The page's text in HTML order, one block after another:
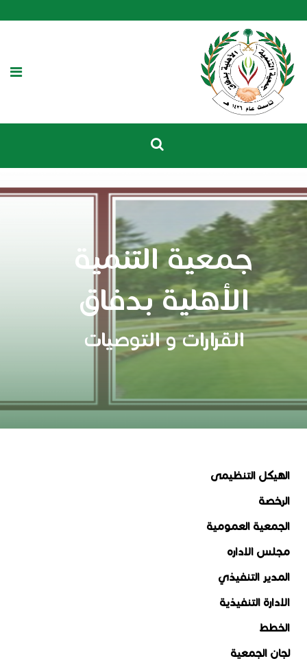
جمعية التنمية
الأهلية بدفاق
القرارات و التوصيات
الهيكل التنظيمى
الرخصة
الجمعية العمومية
مجلس الاداره
المدير التنفيذي
الادارة التنفيذية
الخطط
لجان الجمعية